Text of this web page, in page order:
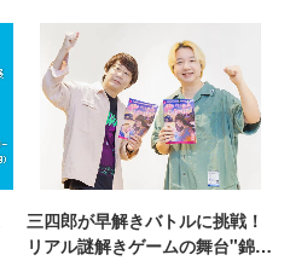
三四郎が早解きバトルに挑戦！
リアル謎解きゲームの舞台"錦糸